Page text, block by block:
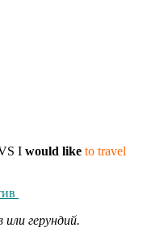
I would like to travel
герундий.